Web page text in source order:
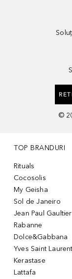
©
TOP BRANDURI
Rituals
Cocosolis
My Geisha
Sol de Janeiro
Jean Paul Gaultier
Rabanne
Dolce&Gabbana
Yves Saint Laurent
Kerastase
Lattafa